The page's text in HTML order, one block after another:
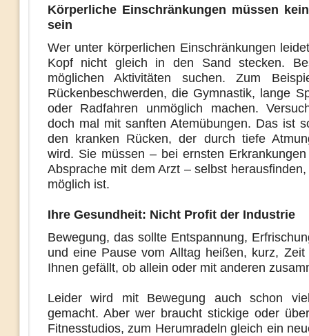
Körperliche Einschränkungen müssen
sein
Wer unter körperlichen Einschränkungen
Kopf nicht gleich in den Sand stecken.
möglichen Aktivitäten suchen. Zum
Rückenbeschwerden, die Gymnastik, lange
oder Radfahren unmöglich machen.
doch mal mit sanften Atemübungen. Das ist
den kranken Rücken, der durch tiefe
wird. Sie müssen – bei ernsten
Absprache mit dem Arzt – selbst
möglich ist.
Ihre Gesundheit: Nicht Profit der Industrie
Bewegung, das sollte Entspannung,
und eine Pause vom Alltag heißen, kurz,
Ihnen gefällt, ob allein oder mit anderen
Leider wird mit Bewegung auch schon
gemacht. Aber wer braucht stickige oder
Fitnesstudios, zum Herumradeln gleich ein